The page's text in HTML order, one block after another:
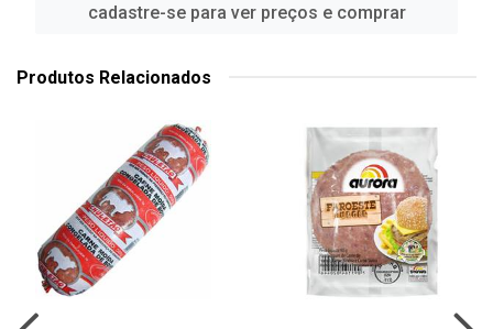
cadastre-se para ver preços e comprar
Produtos Relacionados